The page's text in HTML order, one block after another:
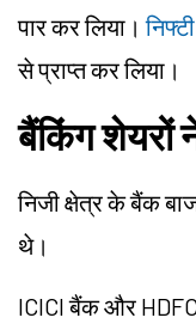
पार कर लिया।निफ्टी
से प्राप्त कर लिया।
बैंकिंग शेयरों
निजी क्षेत्र के बैंक
थे।
ICICI बैंक और